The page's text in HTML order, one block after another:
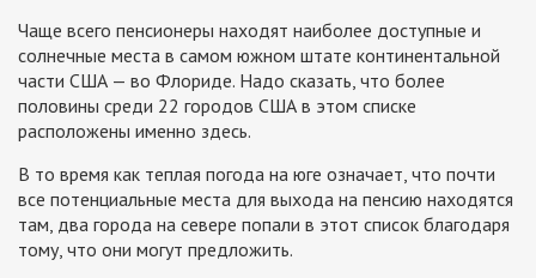
Чаще всего пенсионеры находят наиболее доступные и
солнечные места в самом южном штате континентальной
части США — во Флориде. Надо сказать, что более
половины среди 22 городов США в этом списке
расположены именно здесь.
В то время как теплая погода на юге означает, что почти
все потенциальные места для выхода на пенсию находятся
там, два города на севере попали в этот список благодаря
тому, что они могут предложить.